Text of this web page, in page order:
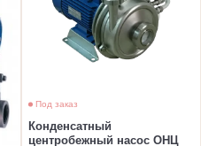
Под заказ
Конденсатный
центробежный насос ОНЦ